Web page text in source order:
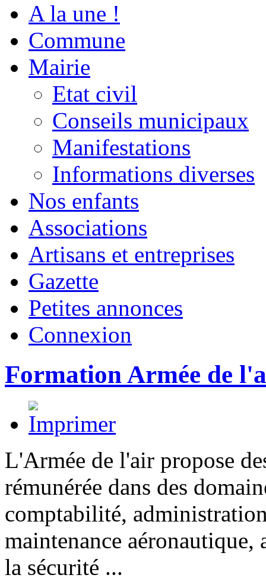
A la une !
Commune
Mairie
Etat civil
Conseils municipaux
Manifestations
Informations diverses
Nos enfants
Associations
Artisans et entreprises
Gazette
Petites annonces
Connexion
Formation Armée de
L'Armée de l'air propose
rémunérée dans des
comptabilité,
maintenance aéronautique,
la sécurité ...